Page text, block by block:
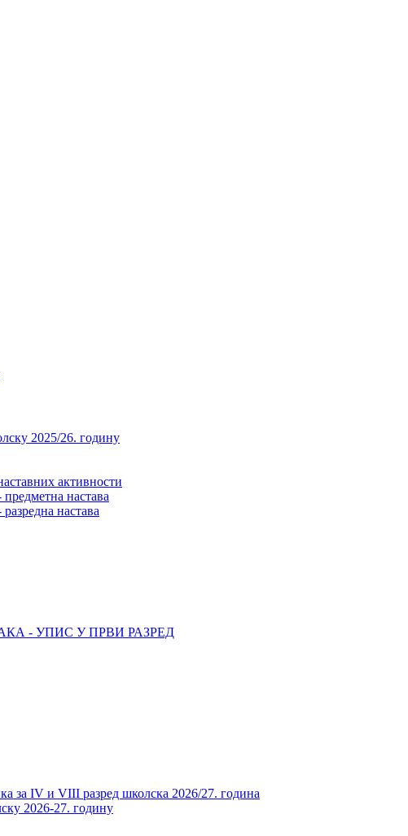
2025/26. годину
активности
настава
настава
- УПИС У ПРВИ РАЗРЕД
за IV и VIII разред школска 2026/27. година
2026-27. годину